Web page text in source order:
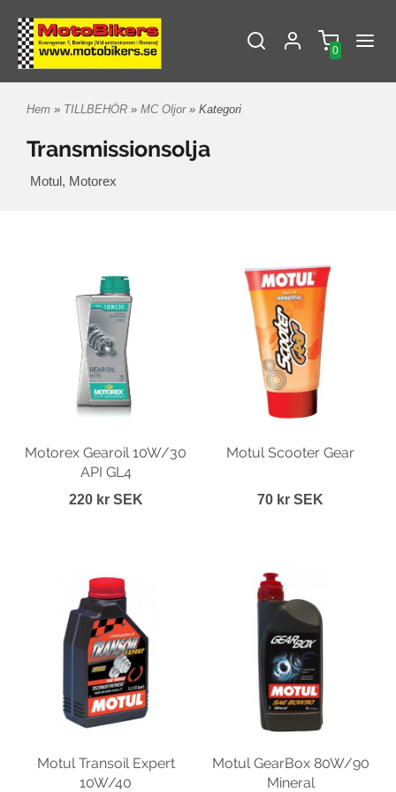
0
Hem » TILLBEHÖR » MC Oljor » Kategori
Transmissionsolja
Motul, Motorex
Motorex Gearoil 10W/30
API GL4
220 kr SEK
Motul Scooter Gear
70 kr SEK
Motul Transoil Expert
10W/40
Motul GearBox 80W/90
Mineral